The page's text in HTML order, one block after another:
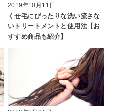
2019年10月11日
くせ毛にぴったりな洗い流さな
いトリートメントと使用法【お
すすめ商品も紹介】